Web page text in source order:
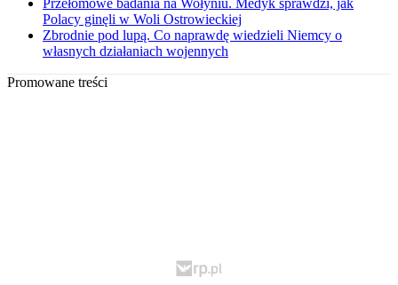
Przełomowe badania na Wołyniu. Medyk sprawdzi, jak
Polacy ginęli w Woli Ostrowieckiej
Zbrodnie pod lupą. Co naprawdę wiedzieli Niemcy o
własnych działaniach wojennych
Promowane treści